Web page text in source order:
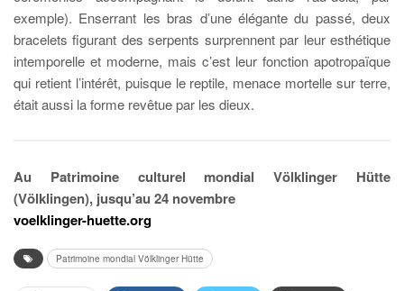
exemple). Enserrant les bras d’une élégante du passé, deux
bracelets figurant des serpents surprennent par leur esthétique
intemporelle et moderne, mais c’est leur fonction apotropaïque
qui retient l’intérêt, puisque le reptile, menace mortelle sur terre,
était aussi la forme revêtue par les dieux.
Au Patrimoine culturel mondial Völklinger Hütte
(Völklingen), jusqu’au 24 novembre
voelklinger-huette.org
Patrimoine mondial Völklinger Hütte